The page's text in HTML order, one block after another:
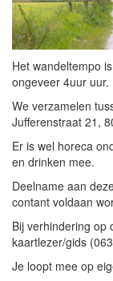
Het wandeltempo
ongeveer 4uur uur.
We verzamelen
Jufferenstraat 21,
Er is wel horeca
en drinken mee.
Deelname aan
contant voldaan
Bij verhindering op
kaartlezer/gids
Je loopt mee op